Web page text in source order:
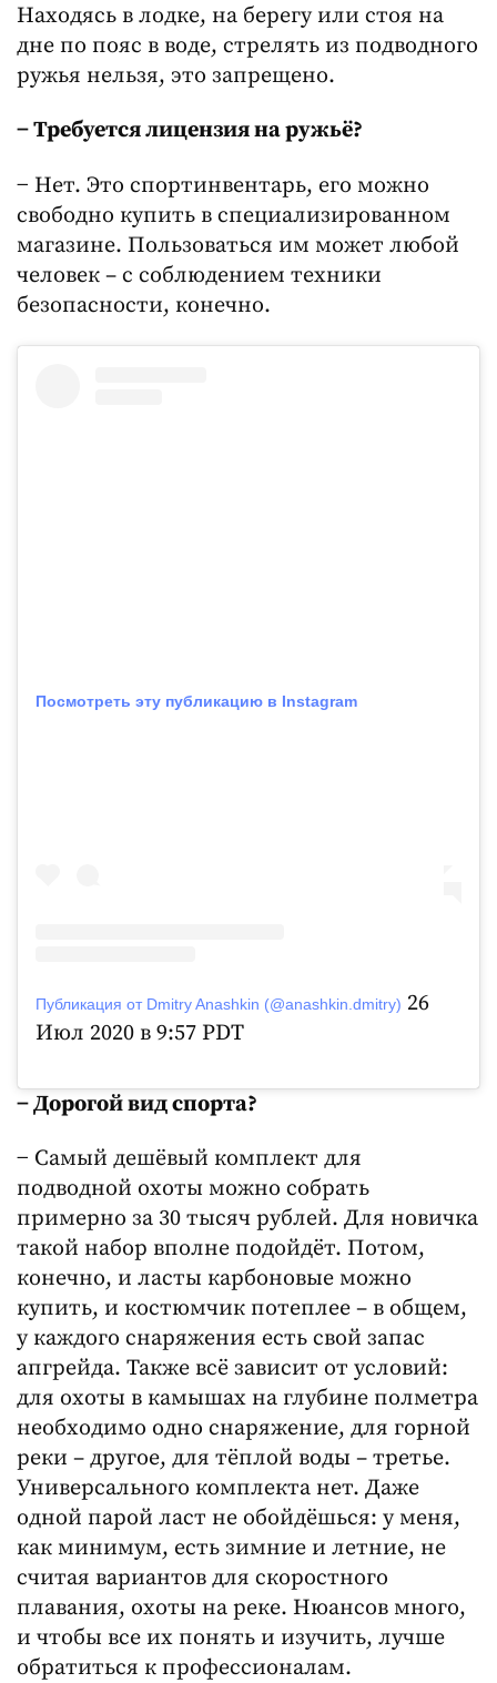
Находясь в лодке, на берегу или стоя на
дне по пояс в воде, стрелять из подводного
ружья нельзя, это запрещено.
− Требуется лицензия на ружьё?
− Нет. Это спортинвентарь, его можно
свободно купить в специализированном
магазине. Пользоваться им может любой
человек – с соблюдением техники
безопасности, конечно.
Посмотреть эту публикацию в Instagram
Публикация от Dmitry Anashkin (@anashkin.dmitry) 26
Июл 2020 в 9:57 PDT
− Дорогой вид спорта?
− Самый дешёвый комплект для
подводной охоты можно собрать
примерно за 30 тысяч рублей. Для новичка
такой набор вполне подойдёт. Потом,
конечно, и ласты карбоновые можно
купить, и костюмчик потеплее – в общем,
у каждого снаряжения есть свой запас
апгрейда. Также всё зависит от условий:
для охоты в камышах на глубине полметра
необходимо одно снаряжение, для горной
реки – другое, для тёплой воды – третье.
Универсального комплекта нет. Даже
одной парой ласт не обойдёшься: у меня,
как минимум, есть зимние и летние, не
считая вариантов для скоростного
плавания, охоты на реке. Нюансов много,
и чтобы все их понять и изучить, лучше
обратиться к профессионалам.